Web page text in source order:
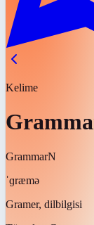
Kelime
GrammarN
ˈɡræmə
Gramer, dilbilgisi